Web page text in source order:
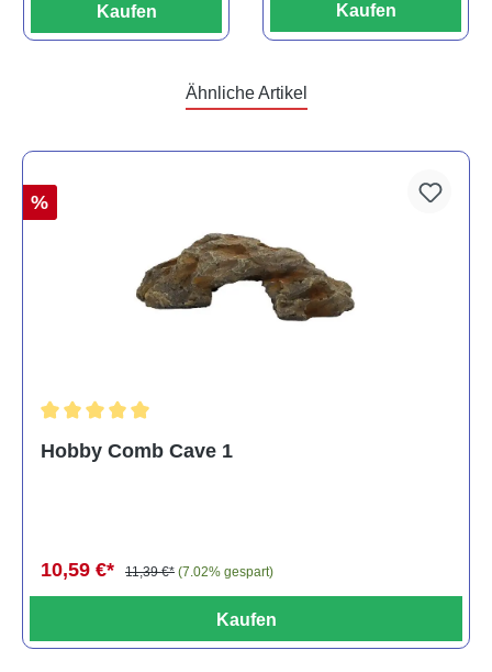
Kaufen Kaufen
Ähnliche Artikel
%
Hobby Comb Cave 1
10,59 €* 11,39 €* (7.02% gespart)
Kaufen